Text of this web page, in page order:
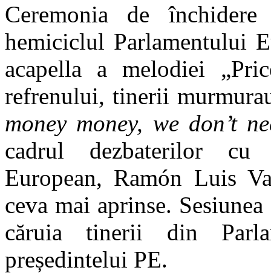
Ceremonia de
hemiciclul Parlamentului
acapella a melodiei
refrenului, tinerii
money money, we don’t
cadrul dezbaterilor cu
European, Ramón Luis
ceva mai aprinse.
căruia tinerii din
președintelui PE.